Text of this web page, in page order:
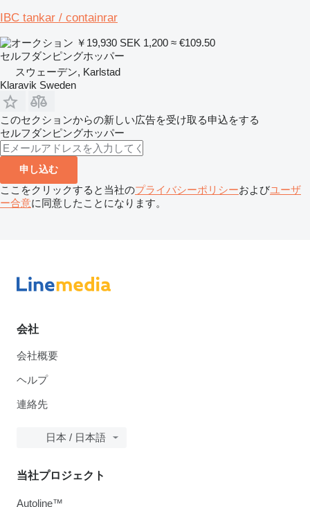
IBC tankar / containrar
￥19,930 SEK 1,200 ≈ €109.50
セルフダンピングホッパー
スウェーデン, Karlstad
Klaravik Sweden
このセクションからの新しい広告を受け取る申込をする
セルフダンピングホッパー
申し込む
ここをクリックすると当社のプライバシーポリシーおよびユーザ
ー合意に同意したことになります。
会社
会社概要
ヘルプ
連絡先
日本 / 日本語
当社プロジェクト
Autoline™